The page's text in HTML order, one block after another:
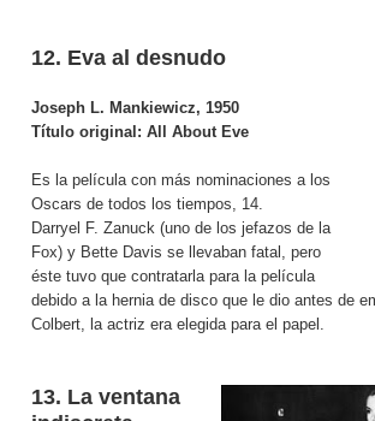
12. Eva al desnudo
Joseph L. Mankiewicz, 1950
Título original: All About Eve
Es la película con más nominaciones a los
Oscars de todos los tiempos, 14.
Darryel F. Zanuck (uno de los jefazos de la
Fox) y Bette Davis se llevaban fatal, pero
éste tuvo que contratarla para la película
debido a la hernia de disco que le dio antes de
Colbert, la actriz era elegida para el papel.
13. La ventana